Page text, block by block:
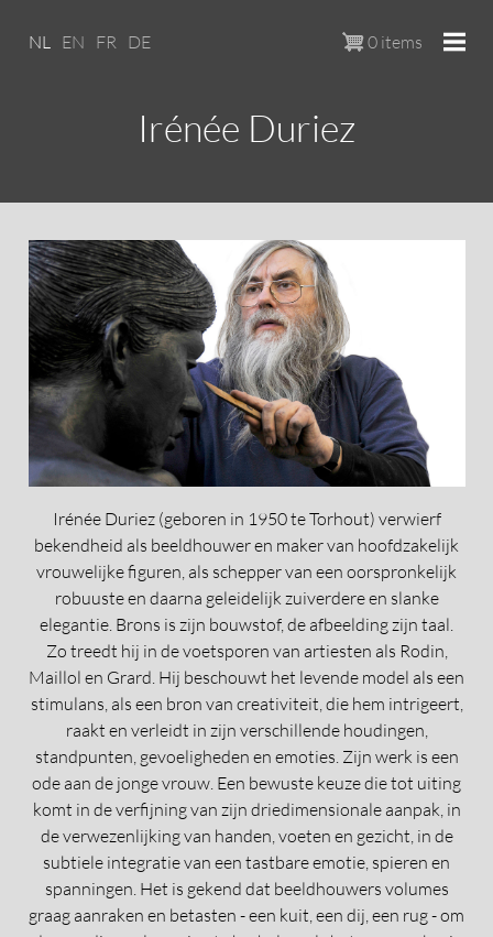
0 items
NL EN FR DE
Irénée Duriez
Irénée Duriez (geboren in 1950 te Torhout) verwierf
bekendheid als beeldhouwer en maker van hoofdzakelijk
vrouwelijke figuren, als schepper van een oorspronkelijk
robuuste en daarna geleidelijk zuiverdere en slanke
elegantie. Brons is zijn bouwstof, de afbeelding zijn taal.
Zo treedt hij in de voetsporen van artiesten als Rodin,
Maillol en Grard. Hij beschouwt het levende model als een
stimulans, als een bron van creativiteit, die hem intrigeert,
raakt en verleidt in zijn verschillende houdingen,
standpunten, gevoeligheden en emoties. Zijn werk is een
ode aan de jonge vrouw. Een bewuste keuze die tot uiting
komt in de verfijning van zijn driedimensionale aanpak, in
de verwezenlijking van handen, voeten en gezicht, in de
subtiele integratie van een tastbare emotie, spieren en
spanningen. Het is gekend dat beeldhouwers volumes
graag aanraken en betasten - een kuit, een dij, een rug - om